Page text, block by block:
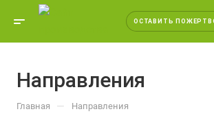
ОСТАВИТЬ
Направления
Главная — Направления